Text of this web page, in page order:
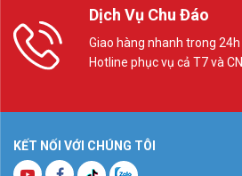
Dịch Vụ Chu Đáo
Giao hàng nhanh trong 24h
Hotline phục vụ cả T7 và CN
KẾT NỐI VỚI CHÚNG TÔI